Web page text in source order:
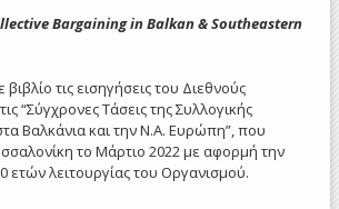
Bargaining in Balkan & Southeastern
τις εισηγήσεις του Διεθνούς
“Σύγχρονες Τάσεις της Συλλογικής
Βαλκάνια και την Ν.Α. Ευρώπη”, που
το Μάρτιο 2022 με αφορμή την
λειτουργίας του Οργανισμού.